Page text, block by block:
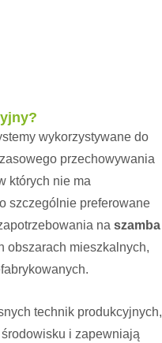
wykorzystywane do
przechowywania
których nie ma
szczególnie preferowane
na szamba
obszarach mieszkalnych,
technik produkcyjnych,
i zapewniają